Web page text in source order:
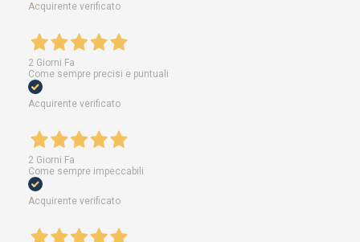
Acquirente verificato
2 Giorni Fa
Come sempre precisi e puntuali
Acquirente verificato
2 Giorni Fa
Come sempre impeccabili
Acquirente verificato